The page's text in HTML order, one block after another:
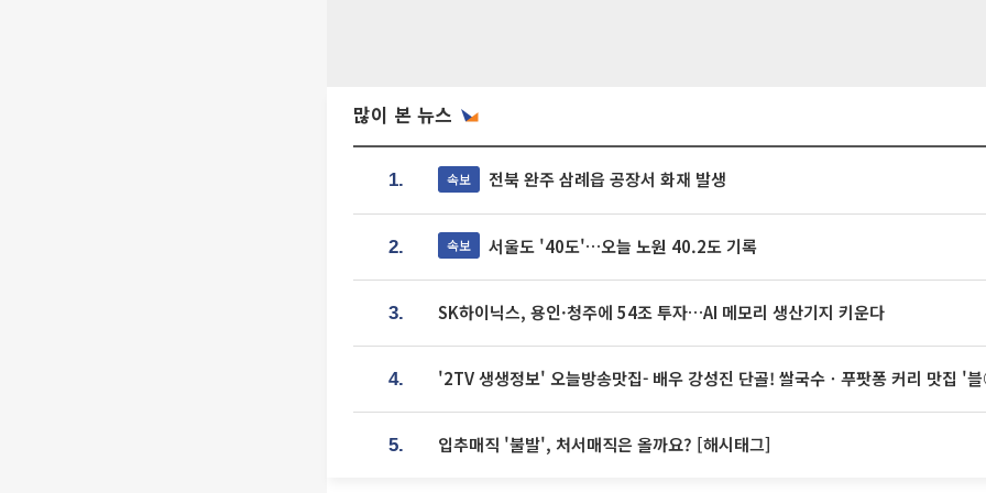
많이 본 뉴스
1. 속보 전북 완주 삼례읍 공장서 화재 발생
2. 속보 서울도 '40도'…오늘 노원 40.2도 기록
3. SK하이닉스, 용인·청주에 54조 투자…AI 메모리 생산기지 키운다
4. '2TV 생생정보' 오늘방송맛집- 배우 강성진 단골! 쌀국수ㆍ푸팟퐁 커리 맛
5. 입추매직 '불발', 처서매직은 올까요? [해시태그]